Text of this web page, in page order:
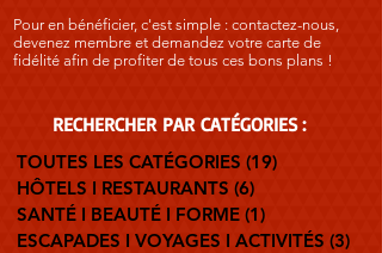
Pour en bénéficier, c'est simple : contactez-nous,
devenez membre et demandez votre carte de
fidélité afin de profiter de tous ces bons plans !
RECHERCHER PARCATÉGORIES :
TOUTES LES CATÉGORIES (19)
HÔTELS I RESTAURANTS (6)
SANTÉ I BEAUTÉ I FORME (1)
ESCAPADES I VOYAGES I ACTIVITÉS (3)